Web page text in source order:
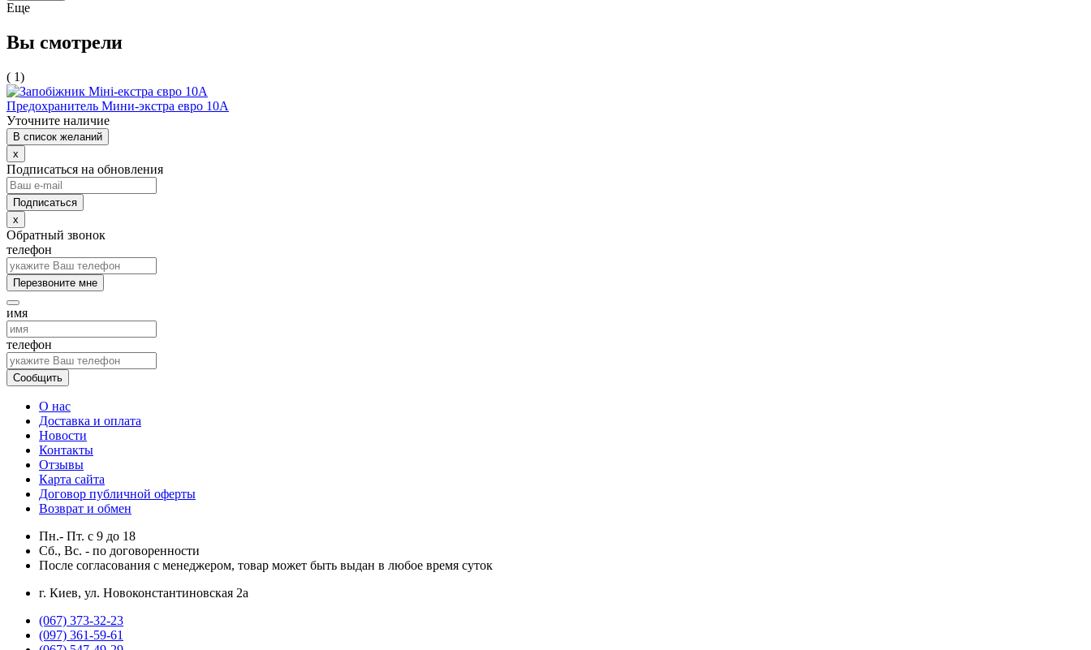
Еще
Вы смотрели
( 1)
Предохранитель Мини-экстра евро 10А
Уточните наличие
В список желаний
x
Подписаться на обновления
x
Обратный звонок
телефон
Перезвоните мне
имя
телефон
Сообщить
О нас
Доставка и оплата
Новости
Контакты
Отзывы
Карта сайта
Договор публичной оферты
Возврат и обмен
Пн.- Пт. с 9 до 18
Сб., Вс. - по договоренности
После согласования с менеджером, товар может быть выдан в любое время суток
г. Киев, ул. Новоконстантиновская 2а
(067) 373-32-23
(097) 361-59-61